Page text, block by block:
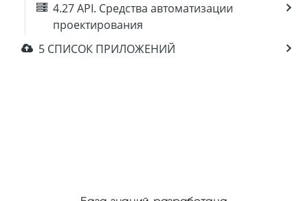
4.27 API. Средства автоматизации
проектирования
5 СПИСОК ПРИЛОЖЕНИЙ